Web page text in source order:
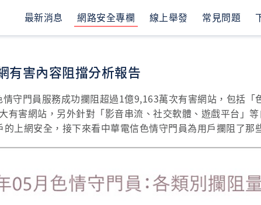
最新消息 網路安全專欄 線上舉發 常見問題
有害內容阻擋分析報告
守門員服務成功攔阻超過1億9,163萬次有害網站，包括「
有害網站，另外針對「影音串流、社交軟體、遊戲平台」
上網安全，接下來看中華電信色情守門員為用戶攔阻了那